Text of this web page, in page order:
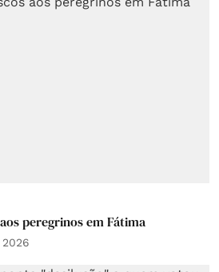
peregrinos em Fátima